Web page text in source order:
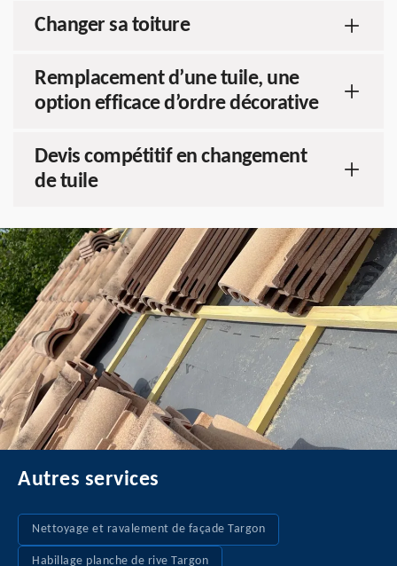
Changer sa toiture
Remplacement d’une tuile, une
option efficace d’ordre décorative
Devis compétitif en changement
de tuile
Autres services
Nettoyage et ravalement de façade Targon
Habillage planche de rive Targon